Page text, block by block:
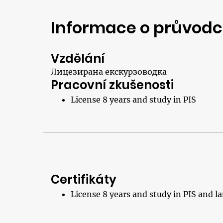
Informace o
Vzdělání
Лицезирана екскурзоводка
Pracovní zkušenosti
License 8 years and study in PIS
Certifikáty
License 8 years and study in PIS and